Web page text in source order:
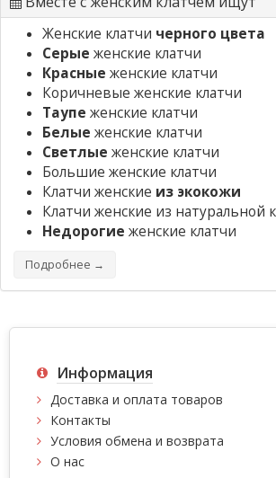
Женские клатчи черного цвета
Серые женские клатчи
Красные женские клатчи
Коричневые женские клатчи
Таупе женские клатчи
Белые женские клатчи
Светлые женские клатчи
Большие женские клатчи
Клатчи женские из экокожи
Клатчи женские из натуральной
Недорогие женские клатчи
Подробнее →
Информация
Доставка и оплата товаров
Контакты
Условия обмена и возврата
О нас